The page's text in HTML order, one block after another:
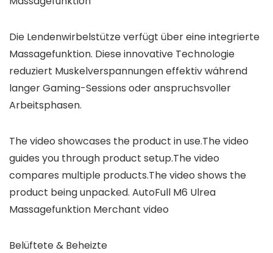
Die Lendenwirbelstütze verfügt über eine integrierte
Massagefunktion. Diese innovative Technologie
reduziert Muskelverspannungen effektiv während
langer Gaming-Sessions oder anspruchsvoller
Arbeitsphasen.
The video showcases the product in use.The video
guides you through product setup.The video
compares multiple products.The video shows the
product being unpacked. AutoFull M6 Ulrea
Massagefunktion Merchant video
Belüftete & Beheizte